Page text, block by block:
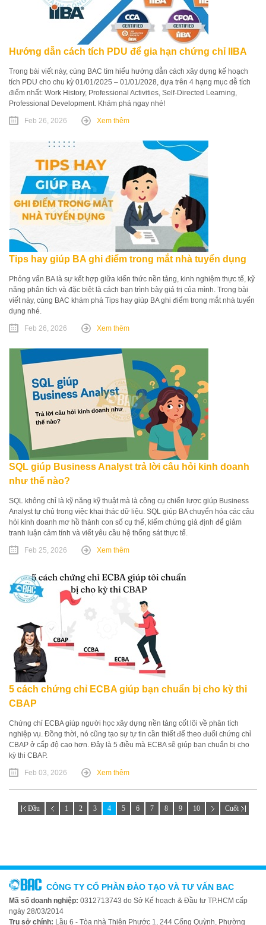
Hướng dẫn cách tích PDU để gia hạn chứng chỉ IIBA
Trong bài viết này, cùng BAC tìm hiểu hướng dẫn cách xây dựng kế hoạch
tích PDU cho chu kỳ 01/01/2025 – 01/01/2028, dựa trên 4 hạng mục dễ tích
điểm nhất: Work History, Professional Activities, Self-Directed Learning,
Professional Development. Khám phá ngay nhé!
Feb 26, 2026 Xem thêm
Tips hay giúp BA ghi điểm trong mắt nhà tuyển dụng
Phỏng vấn BA là sự kết hợp giữa kiến thức nền tảng, kinh nghiệm thực tế, kỹ
năng phân tích và đặc biệt là cách bạn trình bày giá trị của mình. Trong bài
viết này, cùng BAC khám phá Tips hay giúp BA ghi điểm trong mắt nhà tuyển
dụng nhé.
Feb 26, 2026 Xem thêm
SQL giúp Business Analyst trả lời câu hỏi kinh doanh
như thế nào?
SQL không chỉ là kỹ năng kỹ thuật mà là công cụ chiến lược giúp Business
Analyst tự chủ trong việc khai thác dữ liệu. SQL giúp BA chuyển hóa các câu
hỏi kinh doanh mơ hồ thành con số cụ thể, kiểm chứng giả định để giảm
tranh luận cảm tính và viết yêu cầu hệ thống sát thực tế.
Feb 25, 2026 Xem thêm
5 cách chứng chỉ ECBA giúp bạn chuẩn bị cho kỳ thi
CBAP
Chứng chỉ ECBA giúp người học xây dựng nền tảng cốt lõi về phân tích
nghiệp vụ. Đồng thời, nó cũng tạo sự tự tin cần thiết để theo đuổi chứng chỉ
CBAP ở cấp độ cao hơn. Đây là 5 điều mà ECBA sẽ giúp bạn chuẩn bị cho
kỳ thi CBAP.
Feb 03, 2026 Xem thêm
Đầu 1 2 3 4 5 6 7 8 9 10 Cuối
CÔNG TY CỔ PHẦN ĐÀO TẠO VÀ TƯ VẤN BAC
Mã số doanh nghiệp: 0312713743 do Sở Kế hoạch & Đầu tư TP.HCM cấp
ngày 28/03/2014
Trụ sở chính: Lầu 6 - Tòa nhà Thiên Phước 1, 244 Cống Quỳnh, Phường